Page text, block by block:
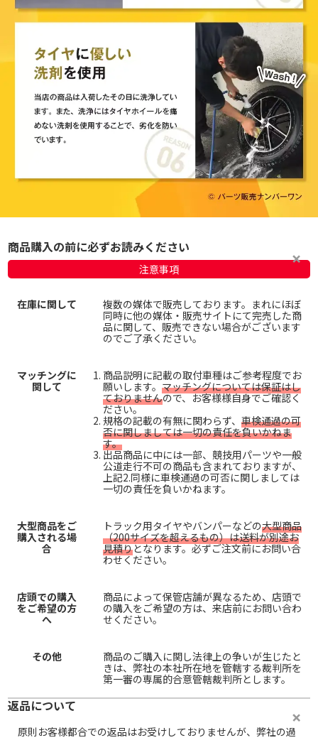
商品購入の前に必ずお読みください
注意事項
在庫に関して
複数の媒体で販売しております。まれにほぼ
同時に他の媒体・販売サイトにて完売した商
品に関して、販売できない場合がございます
のでご了承ください。
マッチングに
関して
商品説明に記載の取付車種はご参考程度でお
願いします。 マッチングについては保証はし
ておりませんので、お客様様自身でご確認く
ださい。
規格の記載の有無に関わらず、 車検通過の可
否に関しましては一切の責任を負いかねま
す。
出品商品に中には一部、競技用パーツや一般
公道走行不可の商品も含まれておりますが、
上記2.同様に車検通過の可否に関しましては
一切の責任を負いかねます。
大型商品をご
購入される場
合
トラック用タイヤやバンパーなどの大型商品
（200サイズを超えるもの）は送料が別途お
見積りとなります。必ずご注文前にお問い合
わせください。
店頭での購入
をご希望の方
へ
商品によって保管店舗が異なるため、店頭で
の購入をご希望の方は、来店前にお問い合わ
せください。
その他
商品のご購入に関し法律上の争いが生じたと
きは、弊社の本社所在地を管轄する裁判所を
第一審の専属的合意管轄裁判所とします。
返品について
原則お客様都合での返品はお受けしておりませんが、弊社の過